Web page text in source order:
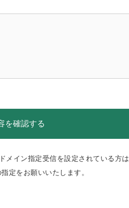
メイン指定受信を設定されている方は
定をお願いいたします。